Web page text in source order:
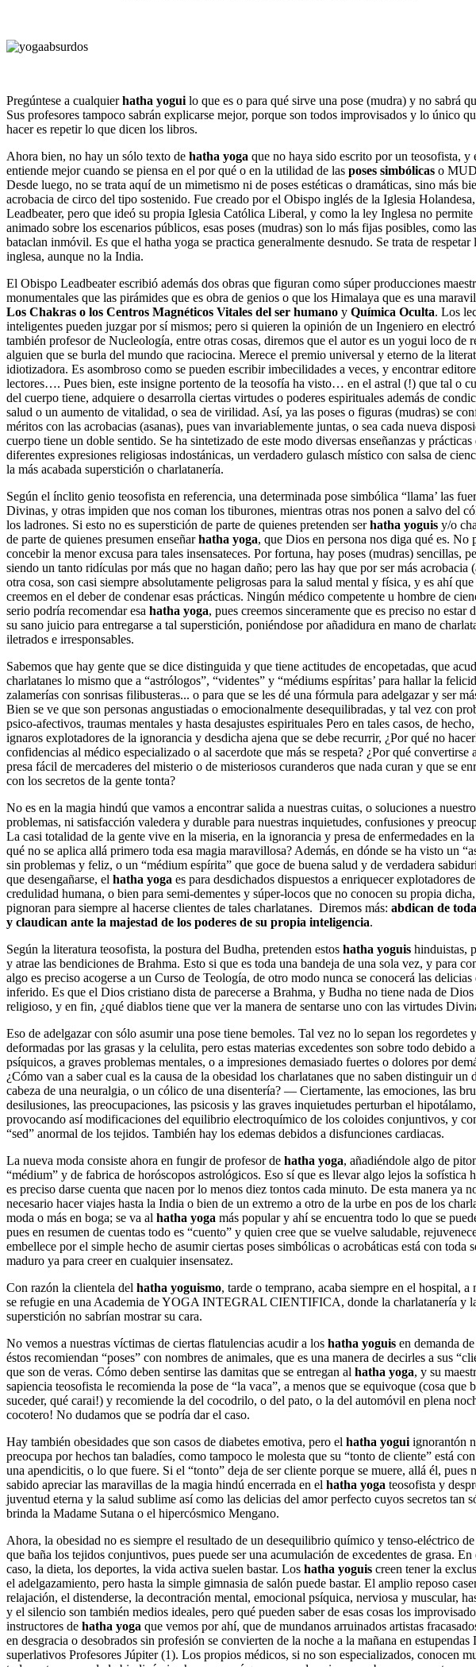
Pregúntese a cualquierhatha yogui lo que es o para qué sirve una pose (mudra) y no sabrá
Sus profesores tampoco sabrán explicarse mejor, porque son todos improvisados y lo único
hacer es repetir lo que dicen los libros.
Ahora bien, no hay un sólo texto de hatha yoga que no haya sido escrito por un teosofista, y
entiende mejor cuando se piensa en el por qué o en la utilidad de las poses simbólicas o
Desde luego, no se trata aquí de un mimetismo ni de poses estéticas o dramáticas, sino más
acrobacia de circo del tipo sostenido. Fue creado por el Obispo inglés de la Iglesia
Leadbeater, pero que ideó su propia Iglesia Católica Liberal, y como la ley Inglesa no permite
animado sobre los escenarios públicos, esas poses (mudras) son lo más fijas posibles, como
bataclan inmóvil. Es que el hatha yoga se practica generalmente desnudo. Se trata de respetar
inglesa, aunque no la India.
El Obispo Leadbeater escribió además dos obras que figuran como súper producciones
monumentales que las pirámides que es obra de genios o que los Himalaya que es una
Los Chakras o los Centros Magnéticos Vitales del ser humano y Química Oculta. Los
inteligentes pueden juzgar por sí mismos; pero si quieren la opinión de un Ingeniero en
también profesor de Nucleología, entre otras cosas, diremos que el autor es un yogui loco de
alguien que se burla del mundo que raciocina. Merece el premio universal y eterno de la
idiotizadora. Es asombroso como se pueden escribir imbecilidades a veces, y encontrar
lectores…. Pues bien, este insigne portento de la teosofía ha visto… en el astral (!) que tal o
del cuerpo tiene, adquiere o desarrolla ciertas virtudes o poderes espirituales además de
salud o un aumento de vitalidad, o sea de virilidad. Así, ya las poses o figuras (mudras) se
méritos con las acrobacias (asanas), pues van invariablemente juntas, o sea cada nueva
cuerpo tiene un doble sentido. Se ha sintetizado de este modo diversas enseñanzas y prácticas
diferentes expresiones religiosas indostánicas, un verdadero gulasch místico con salsa de
la más acabada superstición o charlatanería.
Según el ínclito genio teosofista en referencia, una determinada pose simbólica “llama’ las
Divinas, y otras impiden que nos coman los tiburones, mientras otras nos ponen a salvo del
los ladrones. Si esto no es superstición de parte de quienes pretenden serhatha yoguis y/o
de parte de quienes presumen enseñarhatha yoga, que Dios en persona nos diga qué es. No
concebir la menor excusa para tales insensateces. Por fortuna, hay poses (mudras) sencillas,
siendo un tanto ridículas por más que no hagan daño; pero las hay que por ser más acrobacia
otra cosa, son casi siempre absolutamente peligrosas para la salud mental y física, y es ahí que
creemos en el deber de condenar esas prácticas. Ningún médico competente u hombre de
serio podría recomendar esa hatha yoga, pues creemos sinceramente que es preciso no estar
su sano juicio para entregarse a tal superstición, poniéndose por añadidura en mano de
iletrados e irresponsables.
Sabemos que hay gente que se dice distinguida y que tiene actitudes de encopetadas, que
charlatanes lo mismo que a “astrólogos”, “videntes” y “médiums espíritas’ para hallar la
zalamerías con sonrisas filibusteras... o para que se les dé una fórmula para adelgazar y ser
Bien se ve que son personas angustiadas o emocionalmente desequilibradas, y tal vez con
psico-afectivos, traumas mentales y hasta desajustes espirituales Pero en tales casos, de
ignaros explotadores de la ignorancia y desdicha ajena que se debe recurrir, ¿Por qué no
confidencias al médico especializado o al sacerdote que más se respeta? ¿Por qué convertirse
presa fácil de mercaderes del misterio o de misteriosos curanderos que nada curan y que se
con los secretos de la gente tonta?
No es en la magia hindú que vamos a encontrar salida a nuestras cuitas, o soluciones a
problemas, ni satisfacción valedera y durable para nuestras inquietudes, confusiones y
La casi totalidad de la gente vive en la miseria, en la ignorancia y presa de enfermedades en
qué no se aplica allá primero toda esa magia maravillosa? Además, en dónde se ha visto un
sin problemas y feliz, o un “médium espírita” que goce de buena salud y de verdadera
que desengañarse, el hatha yoga es para desdichados dispuestos a enriquecer explotadores
credulidad humana, o bien para semi-dementes y súper-locos que no conocen su propia
pignoran para siempre al hacerse clientes de tales charlatanes. Diremos más: abdican de
y claudican ante la majestad de los poderes de su propia inteligencia.
Según la literatura teosofista, la postura del Budha, pretenden estos hatha yoguis hinduistas,
y atrae las bendiciones de Brahma. Esto si que es toda una bandeja de una sola vez, y para
algo es preciso acogerse a un Curso de Teología, de otro modo nunca se conocerá las delicias
inferido. Es que el Dios cristiano dista de parecerse a Brahma, y Budha no tiene nada de
religioso, y en fin, ¿qué diablos tiene que ver la manera de sentarse uno con las virtudes
Eso de adelgazar con sólo asumir una pose tiene bemoles. Tal vez no lo sepan los regordetes
deformadas por las grasas y la celulita, pero estas materias excedentes son sobre todo debido
psíquicos, a graves problemas mentales, o a impresiones demasiado fuertes o dolores por
¿Cómo van a saber cual es la causa de la obesidad los charlatanes que no saben distinguir un
cabeza de una neuralgia, o un cólico de una disentería? — Ciertamente, las emociones, las
desilusiones, las preocupaciones, las psicosis y las graves inquietudes perturban el hipotálamo,
provocando así modificaciones del equilibrio electroquímico de los coloides conjuntivos, y
“sed” anormal de los tejidos. También hay los edemas debidos a disfunciones cardiacas.
La nueva moda consiste ahora en fungir de profesor de hatha yoga, añadiéndole algo de
“médium” y de fabrica de horóscopos astrológicos. Eso sí que es llevar algo lejos la sofística
es preciso darse cuenta que nacen por lo menos diez tontos cada minuto. De esta manera ya
necesario hacer viajes hasta la India o bien de un extremo a otro de la urbe en pos de los
moda o más en boga; se va al hatha yoga más popular y ahí se encuentra todo lo que se
pues en resumen de cuentas todo es “cuento” y quien cree que se vuelve saludable,
embellece por el simple hecho de asumir ciertas poses simbólicas o acrobáticas está con toda
maduro ya para creer en cualquier insensatez.
Con razón la clientela del hatha yoguismo, tarde o temprano, acaba siempre en el hospital, a
se refugie en una Academia de YOGA INTEGRAL CIENTIFICA, donde la charlatanería y
superstición no sabrían mostrar su cara.
No vemos a nuestras víctimas de ciertas flatulencias acudir a los hatha yoguis en demanda
éstos recomiendan “poses” con nombres de animales, que es una manera de decirles a sus
que son de veras. Cómo deben sentirse las damitas que se entregan al hatha yoga, y su
sapiencia teosofista le recomienda la pose de “la vaca”, a menos que se equivoque (cosa que
suceder, qué carai!) y recomiende la del cocodrilo, o del pato, o la del automóvil en plena
cocotero! No dudamos que se podría dar el caso.
Hay también obesidades que son casos de diabetes emotiva, pero el hatha yogui ignorantón
preocupa por hechos tan baladíes, como tampoco le molesta que su “tonto de cliente” está
una apendicitis, o lo que fuere. Si el “tonto” deja de ser cliente porque se muere, allá él, pues
sabido apreciar las maravillas de la magia hindú encerrada en el hatha yoga teosofista y
juventud eterna y la salud sublime así como las delicias del amor perfecto cuyos secretos tan
brinda la Madame Sutana o el hipercósmico Mengano.
Ahora, la obesidad no es siempre el resultado de un desequilibrio químico y tenso-eléctrico
que baña los tejidos conjuntivos, pues puede ser una acumulación de excedentes de grasa. En
caso, la dieta, los deportes, la vida activa suelen bastar. Los hatha yoguis creen tener la
el adelgazamiento, pero hasta la simple gimnasia de salón puede bastar. El amplio reposo
relajación, el distenderse, la decontración mental, emocional psíquica, nerviosa y muscular,
y el silencio son también medios ideales, pero qué pueden saber de esas cosas los
instructores de hatha yoga que vemos por ahí, que de mundanos arruinados artistas
en desgracia o desobrados sin profesión se convierten de la noche a la mañana en estupendas
superlativos Profesores Júpiter (1). Los propios médicos, si no son especializados, conocen